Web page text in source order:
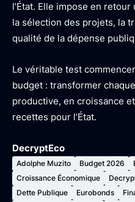
l’État. Elle impose en
la sélection des projets, la
qualité de la dépense
Le véritable test
budget : transformer
productive, en croissance
recettes pour l’État.
DecryptEco
Adolphe Muzito Budget 2026
Croissance Économique
Dette Publique
Eurobonds